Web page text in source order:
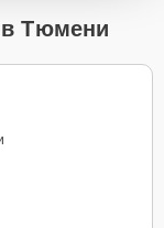
в Тюмени